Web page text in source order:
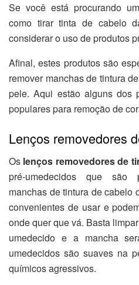
Se você está procurando
como tirar tinta de cabelo
considerar o uso de produtos
Afinal, estes produtos são
remover manchas de tintura
pele. Aqui estão alguns dos
populares para remoção de
Lenços removedores
Os lenços removedores de
pré-umedecidos que são
manchas de tintura de cabelo
convenientes de usar e
onde quer que vá. Basta
umedecido e a mancha
umedecidos são suaves na
químicos agressivos.